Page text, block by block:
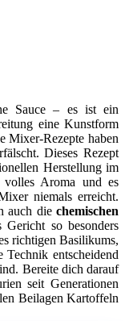
Sauce – es ist ein
eine Kunstform
Mixer-Rezepte haben
Dieses Rezept
Herstellung im
Aroma und es
niemals erreicht.
auch die chemischen
Gericht so besonders
richtigen Basilikums,
entscheidend
Bereite dich darauf
seit Generationen
Beilagen Kartoffeln